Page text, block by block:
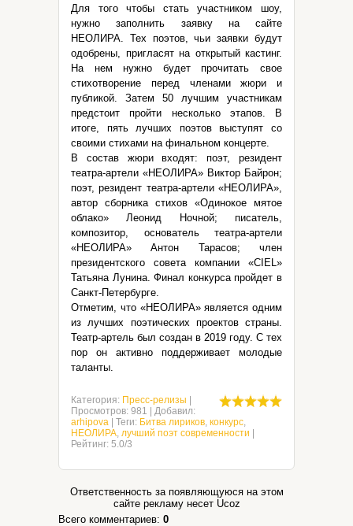
Для того чтобы стать участником шоу,
нужно заполнить заявку на сайте
НЕОЛИРА. Тех поэтов, чьи заявки будут
одобрены, пригласят на открытый кастинг.
На нем нужно будет прочитать свое
стихотворение перед членами жюри и
публикой. Затем 50 лучшим участникам
предстоит пройти несколько этапов. В
итоге, пять лучших поэтов выступят со
своими стихами на финальном концерте.
В состав жюри входят: поэт, резидент
театра-артели «НЕОЛИРА» Виктор Байрон;
поэт, резидент театра-артели «НЕОЛИРА»,
автор сборника стихов «Одинокое мятое
облако» Леонид Ночной; писатель,
композитор, основатель театра-артели
«НЕОЛИРА» Антон Тарасов; член
президентского совета компании «CIEL»
Татьяна Лунина. Финал конкурса пройдет в
Санкт-Петербурге.
Отметим, что «НЕОЛИРА» является одним
из лучших поэтических проектов страны.
Театр-артель был создан в 2019 году. С тех
пор он активно поддерживает молодые
таланты.
Категория: Пресс-релизы
Просмотров: 981 Добавил:
arhipova
Теги: Битва лириков, конкурс,
НЕОЛИРА, лучший поэт современности
Рейтинг: 5.0/3
Ответственность за появляющуюся на этом
сайте рекламу несет Ucoz
Всего комментариев: 0